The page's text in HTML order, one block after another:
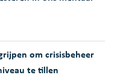
om crisisbeheer
te tillen